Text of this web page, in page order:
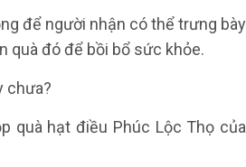
để người nhận có thể trưng bày
quà đó để bồi bổ sức khỏe.
chưa?
quà hạt điều Phúc Lộc Thọ của